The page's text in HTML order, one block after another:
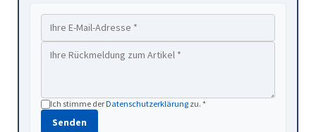
Ich stimme derDatenschutzerklärung zu. *
Senden